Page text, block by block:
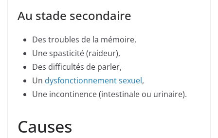
Au stade secondaire
Des troubles de la mémoire,
Une spasticité (raideur),
Des difficultés de parler,
Un dysfonctionnement sexuel,
Une incontinence (intestinale ou urinaire).
Causes